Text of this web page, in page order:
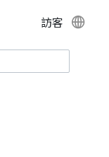
訪客